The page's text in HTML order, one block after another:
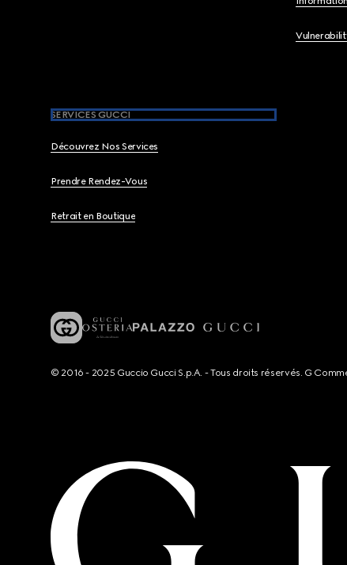
SERVICES GUCCI
Découvrez Nos Services
Prendre Rendez-Vous
Retrait en Boutique
© 2016 - 2025 Guccio Gucci S.p.A. - Tous droits réservés. G